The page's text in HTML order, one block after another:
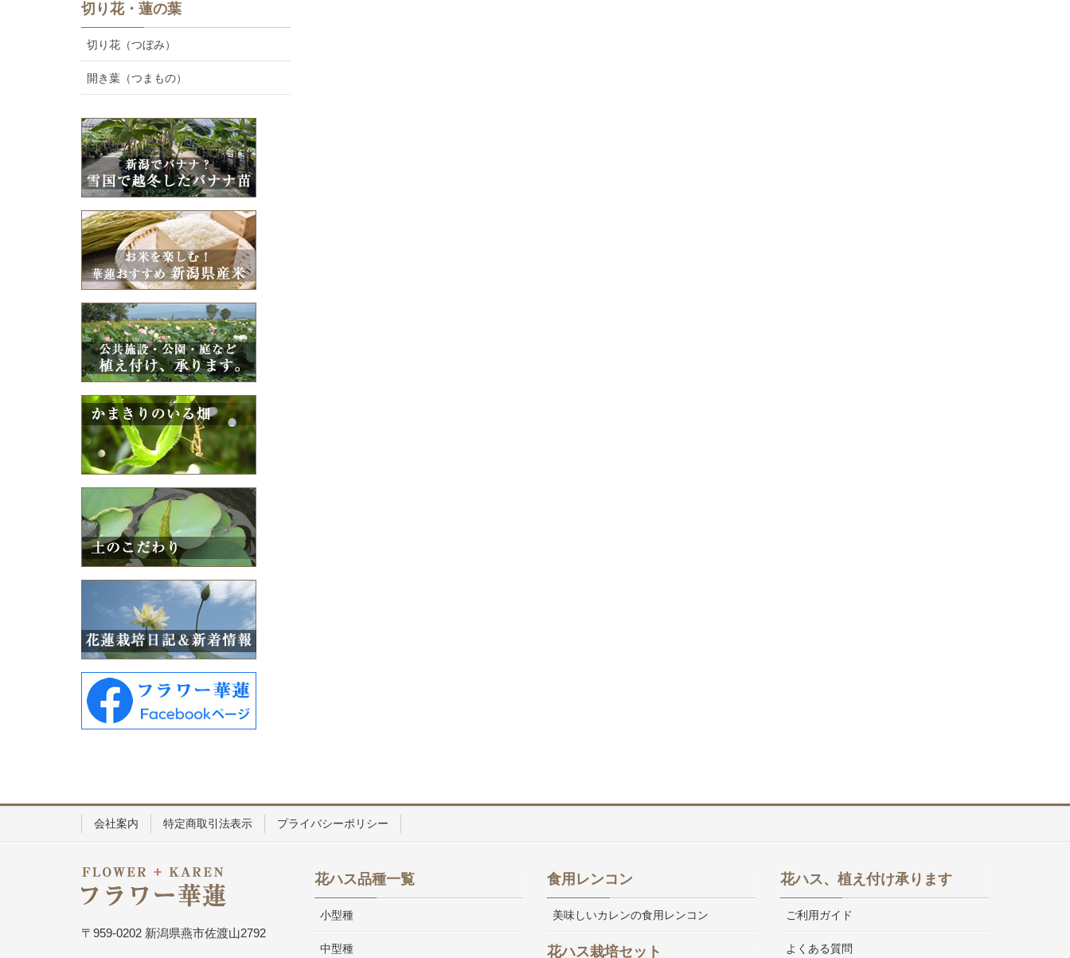
切り花・蓮の葉
切り花（つぼみ）
開き葉（つまもの）
会社案内 特定商取引法表示 プライバシーポリシー
〒959-0202 新潟県燕市佐渡山2792
花ハス品種一覧
小型種
中型種
食用レンコン
美味しいカレンの食用レンコン
花ハス栽培セット
花ハス、植え付け承ります
ご利用ガイド
よくある質問